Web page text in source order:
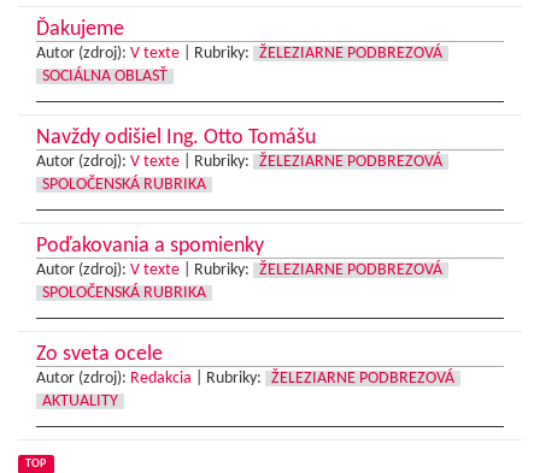
Ďakujeme
Autor (zdroj): V texte Rubriky:
ŽELEZIARNE PODBREZOVÁ
SOCIÁLNA OBLASŤ
Navždy odišiel Ing. Otto Tomášu
Autor (zdroj): V texte Rubriky:
ŽELEZIARNE PODBREZOVÁ
SPOLOČENSKÁ RUBRIKA
Poďakovania a spomienky
Autor (zdroj): V texte Rubriky:
ŽELEZIARNE PODBREZOVÁ
SPOLOČENSKÁ RUBRIKA
Zo sveta ocele
Autor (zdroj): Redakcia Rubriky:
ŽELEZIARNE PODBREZOVÁ
AKTUALITY
TOP